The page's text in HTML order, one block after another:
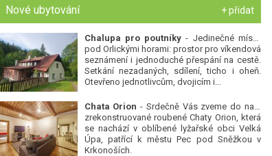
Nové ubytování + přidat
Chalupa pro poutníky - Jedinečné místo
pod Orlickými horami: prostor pro víkendová
seznámení i jednoduché přespání na cestě.
Setkání nezadaných, sdílení, ticho i oheň.
Otevřeno jednotlivcům, dvojicím i...
Chata Orion - Srdečně Vás zveme do naší
zrekonstruované roubené Chaty Orion, která
se nachází v oblíbené lyžařské obci Velká
Úpa, patřící k městu Pec pod Sněžkou v
Krkonoších.